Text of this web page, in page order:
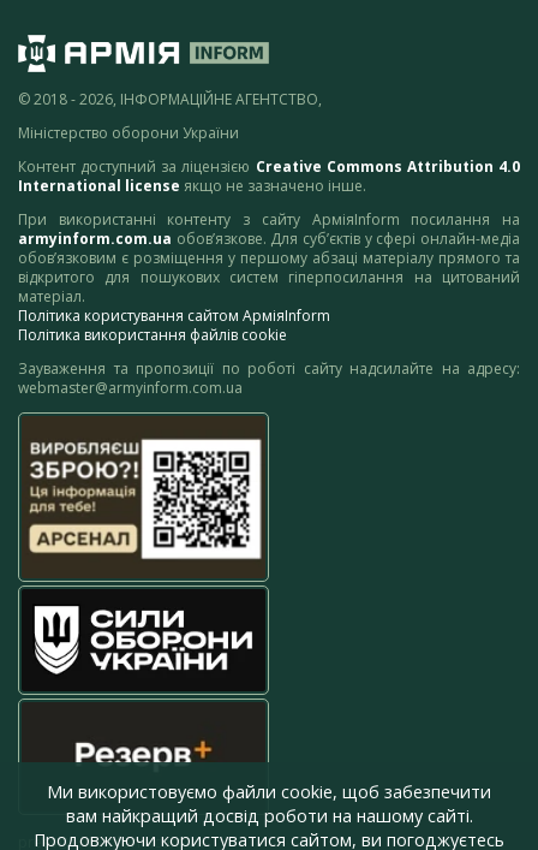
© 2018 - 2026, ІНФОРМАЦІЙНЕ АГЕНТСТВО,
Міністерство оборони України
Контент доступний за ліцензією Creative Commons Attribution 4.0
International license якщо не зазначено інше.
При використанні контенту з сайту АрміяInform посилання на
armyinform.com.ua обов’язкове. Для суб’єктів у сфері онлайн-медіа
обов’язковим є розміщення у першому абзаці матеріалу прямого та
відкритого для пошукових систем гіперпосилання на цитований
матеріал.
Політика користування сайтом АрміяInform
Політика використання файлів cookie
Зауваження та пропозиції по роботі сайту надсилайте на адресу:
webmaster@armyinform.com.ua
press@armyinform.com.ua
Ми використовуємо файли cookie, щоб забезпечити
вам найкращий досвід роботи на нашому сайті.
Продовжуючи користуватися сайтом, ви погоджуєтесь